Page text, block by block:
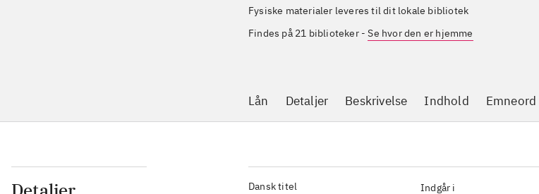
Fysiske materialer leveres til dit lokale bibliotek
Findes på 21 biblioteker-Se hvor den er hjemme
Lån Detaljer Beskrivelse Indhold Emneord
Dansk titel
Indgår i